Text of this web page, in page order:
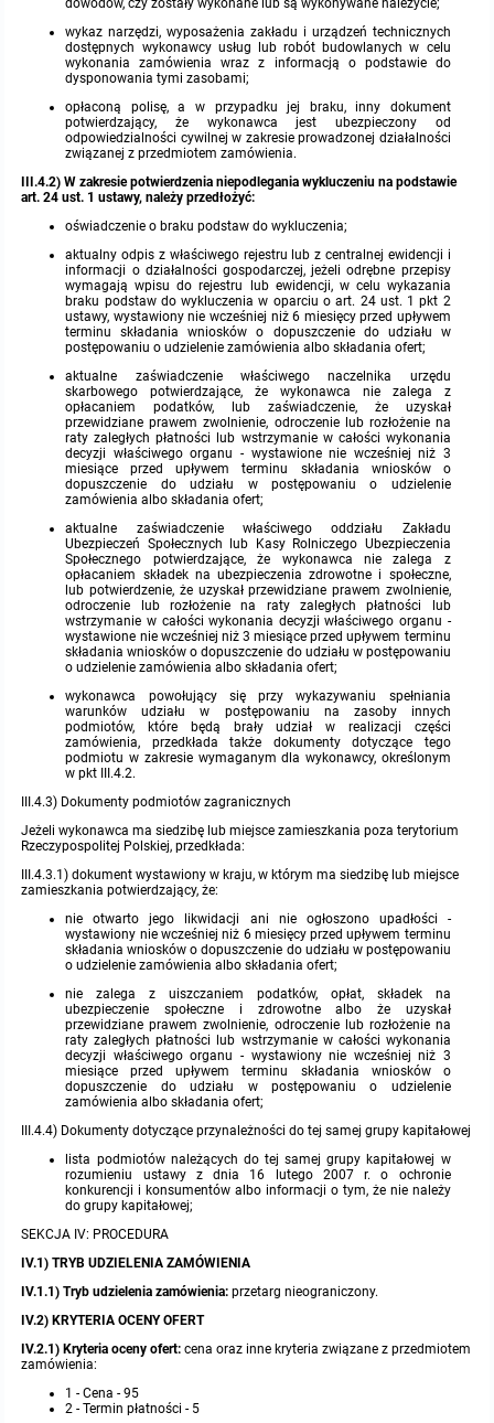
dowodów, czy zostały wykonane lub są wykonywane należycie;
wykaz narzędzi, wyposażenia zakładu i urządzeń technicznych
dostępnych wykonawcy usług lub robót budowlanych w celu
wykonania zamówienia wraz z informacją o podstawie do
dysponowania tymi zasobami;
opłaconą polisę, a w przypadku jej braku, inny dokument
potwierdzający, że wykonawca jest ubezpieczony od
odpowiedzialności cywilnej w zakresie prowadzonej działalności
związanej z przedmiotem zamówienia.
III.4.2) W zakresie potwierdzenia niepodlegania wykluczeniu na podstawie
art. 24 ust. 1 ustawy, należy przedłożyć:
oświadczenie o braku podstaw do wykluczenia;
aktualny odpis z właściwego rejestru lub z centralnej ewidencji i
informacji o działalności gospodarczej, jeżeli odrębne przepisy
wymagają wpisu do rejestru lub ewidencji, w celu wykazania
braku podstaw do wykluczenia w oparciu o art. 24 ust. 1 pkt 2
ustawy, wystawiony nie wcześniej niż 6 miesięcy przed upływem
terminu składania wniosków o dopuszczenie do udziału w
postępowaniu o udzielenie zamówienia albo składania ofert;
aktualne zaświadczenie właściwego naczelnika urzędu
skarbowego potwierdzające, że wykonawca nie zalega z
opłacaniem podatków, lub zaświadczenie, że uzyskał
przewidziane prawem zwolnienie, odroczenie lub rozłożenie na
raty zaległych płatności lub wstrzymanie w całości wykonania
decyzji właściwego organu - wystawione nie wcześniej niż 3
miesiące przed upływem terminu składania wniosków o
dopuszczenie do udziału w postępowaniu o udzielenie
zamówienia albo składania ofert;
aktualne zaświadczenie właściwego oddziału Zakładu
Ubezpieczeń Społecznych lub Kasy Rolniczego Ubezpieczenia
Społecznego potwierdzające, że wykonawca nie zalega z
opłacaniem składek na ubezpieczenia zdrowotne i społeczne,
lub potwierdzenie, że uzyskał przewidziane prawem zwolnienie,
odroczenie lub rozłożenie na raty zaległych płatności lub
wstrzymanie w całości wykonania decyzji właściwego organu -
wystawione nie wcześniej niż 3 miesiące przed upływem terminu
składania wniosków o dopuszczenie do udziału w postępowaniu
o udzielenie zamówienia albo składania ofert;
wykonawca powołujący się przy wykazywaniu spełniania
warunków udziału w postępowaniu na zasoby innych
podmiotów, które będą brały udział w realizacji części
zamówienia, przedkłada także dokumenty dotyczące tego
podmiotu w zakresie wymaganym dla wykonawcy, określonym
w pkt III.4.2.
III.4.3) Dokumenty podmiotów zagranicznych
Jeżeli wykonawca ma siedzibę lub miejsce zamieszkania poza terytorium
Rzeczypospolitej Polskiej, przedkłada:
III.4.3.1) dokument wystawiony w kraju, w którym ma siedzibę lub miejsce
zamieszkania potwierdzający, że:
nie otwarto jego likwidacji ani nie ogłoszono upadłości -
wystawiony nie wcześniej niż 6 miesięcy przed upływem terminu
składania wniosków o dopuszczenie do udziału w postępowaniu
o udzielenie zamówienia albo składania ofert;
nie zalega z uiszczaniem podatków, opłat, składek na
ubezpieczenie społeczne i zdrowotne albo że uzyskał
przewidziane prawem zwolnienie, odroczenie lub rozłożenie na
raty zaległych płatności lub wstrzymanie w całości wykonania
decyzji właściwego organu - wystawiony nie wcześniej niż 3
miesiące przed upływem terminu składania wniosków o
dopuszczenie do udziału w postępowaniu o udzielenie
zamówienia albo składania ofert;
III.4.4) Dokumenty dotyczące przynależności do tej samej grupy kapitałowej
lista podmiotów należących do tej samej grupy kapitałowej w
rozumieniu ustawy z dnia 16 lutego 2007 r. o ochronie
konkurencji i konsumentów albo informacji o tym, że nie należy
do grupy kapitałowej;
SEKCJA IV: PROCEDURA
IV.1) TRYB UDZIELENIA ZAMÓWIENIA
IV.1.1) Tryb udzielenia zamówienia: przetarg nieograniczony.
IV.2) KRYTERIA OCENY OFERT
IV.2.1) Kryteria oceny ofert:cena oraz inne kryteria związane z przedmiotem
zamówienia:
1 - Cena - 95
2 - Termin płatności - 5